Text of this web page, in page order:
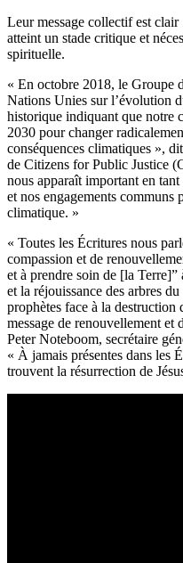
Leur message collectif est
atteint un stade critique et
spirituelle.
« En octobre 2018, le Groupe
Nations Unies sur l’évolution
historique indiquant que notre
2030 pour changer
conséquences climatiques »,
de Citizens for Public Justice
nous apparaît important en
et nos engagements
climatique. »
« Toutes les Écritures nous
compassion et de
et à prendre soin de [la
et la réjouissance des arbres
prophètes face à la destruction
message de renouvellement et
Peter Noteboom, secrétaire
« À jamais présentes dans les
trouvent la résurrection de